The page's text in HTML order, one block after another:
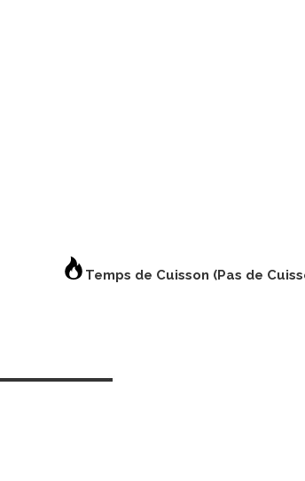
Temps de Cuisson (Pas de